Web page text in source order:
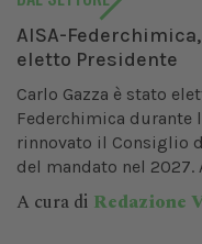
AISA-
eletto Presidente
Carlo Gazza è stato
Federchimica durante
rinnovato il Consiglio
del mandato nel 2027.
A cura di Redazione